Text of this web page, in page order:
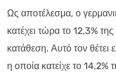
Ως αποτέλεσμα, ο
κατέχει τώρα το 12,3%
κατάθεση. Αυτό τον
η οποία κατείχε το